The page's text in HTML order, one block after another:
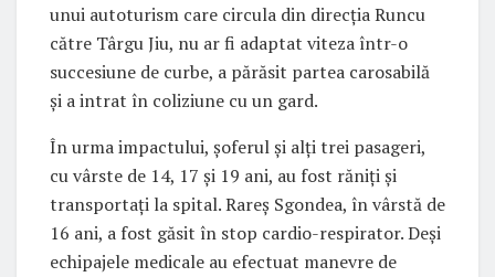
unui autoturism care circula din direcția Runcu
către Târgu Jiu, nu ar fi adaptat viteza într-o
succesiune de curbe, a părăsit partea carosabilă
și a intrat în coliziune cu un gard.
În urma impactului, șoferul și alți trei pasageri,
cu vârste de 14, 17 și 19 ani, au fost răniți și
transportați la spital. Rareș Sgondea, în vârstă de
16 ani, a fost găsit în stop cardio-respirator. Deși
echipajele medicale au efectuat manevre de